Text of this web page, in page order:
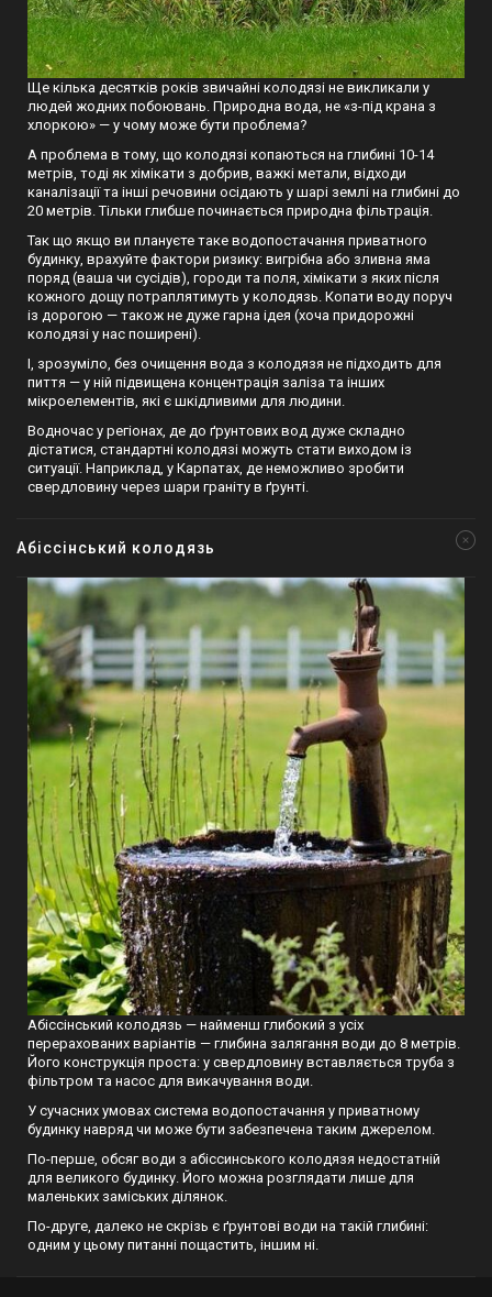
Ще кілька десятків років звичайні колодязі не викликали у
людей жодних побоювань. Природна вода, не «з-під крана з
хлоркою» — у чому може бути проблема?
А проблема в тому, що колодязі копаються на глибині 10-14
метрів, тоді як хімікати з добрив, важкі метали, відходи
каналізації та інші речовини осідають у шарі землі на глибині до
20 метрів. Тільки глибше починається природна фільтрація.
Так що якщо ви плануєте таке водопостачання приватного
будинку, врахуйте фактори ризику: вигрібна або зливна яма
поряд (ваша чи сусідів), городи та поля, хімікати з яких після
кожного дощу потраплятимуть у колодязь. Копати воду поруч
із дорогою — також не дуже гарна ідея (хоча придорожні
колодязі у нас поширені).
І, зрозуміло, без очищення вода з колодязя не підходить для
пиття — у ній підвищена концентрація заліза та інших
мікроелементів, які є шкідливими для людини.
Водночас у регіонах, де до ґрунтових вод дуже складно
дістатися, стандартні колодязі можуть стати виходом із
ситуації. Наприклад, у Карпатах, де неможливо зробити
свердловину через шари граніту в ґрунті.
Абіссінський колодязь
Абіссінський колодязь — найменш глибокий з усіх
перерахованих варіантів — глибина залягання води до 8 метрів.
Його конструкція проста: у свердловину вставляється труба з
фільтром та насос для викачування води.
У сучасних умовах система водопостачання у приватному
будинку навряд чи може бути забезпечена таким джерелом.
По-перше, обсяг води з абіссинського колодязя недостатній
для великого будинку. Його можна розглядати лише для
маленьких заміських ділянок.
По-друге, далеко не скрізь є ґрунтові води на такій глибині:
одним у цьому питанні пощастить, іншим ні.